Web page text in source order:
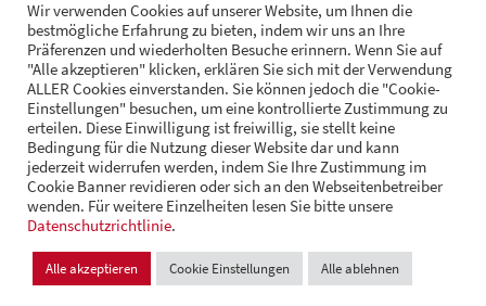
RECHT
FOLGE UNS
© Andrä Consulting Datenschutz
Cookie Einstellungen
Design und Entwicklung:VI BRAND STUDIOS
Wir verwenden Cookies auf unserer Website, um Ihnen die
bestmögliche Erfahrung zu bieten, indem wir uns an Ihre
Präferenzen und wiederholten Besuche erinnern. Wenn Sie auf
"Alle akzeptieren" klicken, erklären Sie sich mit der Verwendung
ALLER Cookies einverstanden. Sie können jedoch die "Cookie-
Einstellungen" besuchen, um eine kontrollierte Zustimmung zu
erteilen. Diese Einwilligung ist freiwillig, sie stellt keine
Bedingung für die Nutzung dieser Website dar und kann
jederzeit widerrufen werden, indem Sie Ihre Zustimmung im
Cookie Banner revidieren oder sich an den Webseitenbetreiber
wenden. Für weitere Einzelheiten lesen Sie bitte unsere
Datenschutzrichtlinie.
Alle akzeptieren Cookie Einstellungen Alle ablehnen